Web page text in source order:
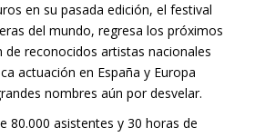
en su pasada edición, el festival
del mundo, regresa los próximos
de reconocidos artistas nacionales
actuación en España y Europa
nombres aún por desvelar.
80.000 asistentes y 30 horas de